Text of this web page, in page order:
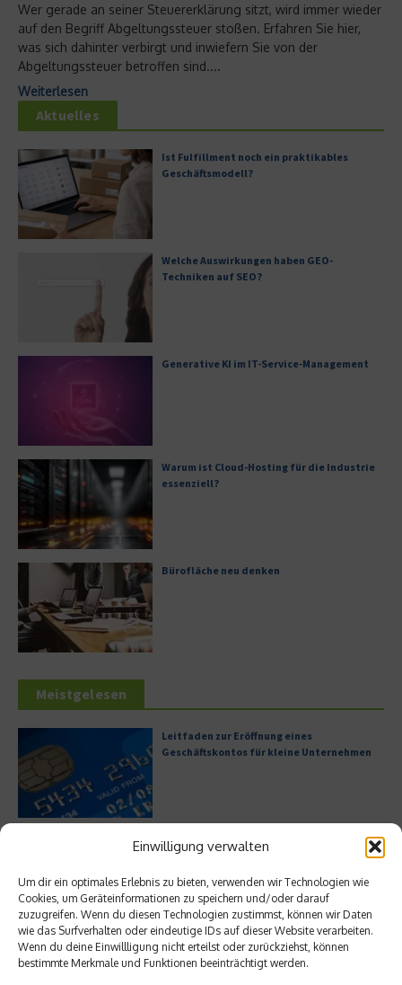
Einwilligung verwalten
Um dir ein optimales Erlebnis zu bieten, verwenden wir Technologien wie
Cookies, um Geräteinformationen zu speichern und/oder darauf
zuzugreifen. Wenn du diesen Technologien zustimmst, können wir Daten
wie das Surfverhalten oder eindeutige IDs auf dieser Website verarbeiten.
Wenn du deine Einwillligung nicht erteilst oder zurückziehst, können
bestimmte Merkmale und Funktionen beeinträchtigt werden.
Wer gerade an seiner Steuererklärung sitzt, wird immer wieder
auf den Begriff Abgeltungssteuer stoßen. Erfahren Sie hier,
was sich dahinter verbirgt und inwiefern Sie von der
Abgeltungssteuer betroffen sind....
Weiterlesen
Aktuelles
Ist Fulfillment noch ein praktikables
Geschäftsmodell?
Welche Auswirkungen haben GEO-
Techniken auf SEO?
Generative KI im IT-Service-Management
Warum ist Cloud-Hosting für die Industrie
essenziell?
Bürofläche neu denken
Meistgelesen
Leitfaden zur Eröffnung eines
Geschäftskontos für kleine Unternehmen
Hilton Worldwide: Eine Ikone der globalen
Hotellerie im Wandel der Zeit
Digitalisierung als Wettbewerbsvorteil